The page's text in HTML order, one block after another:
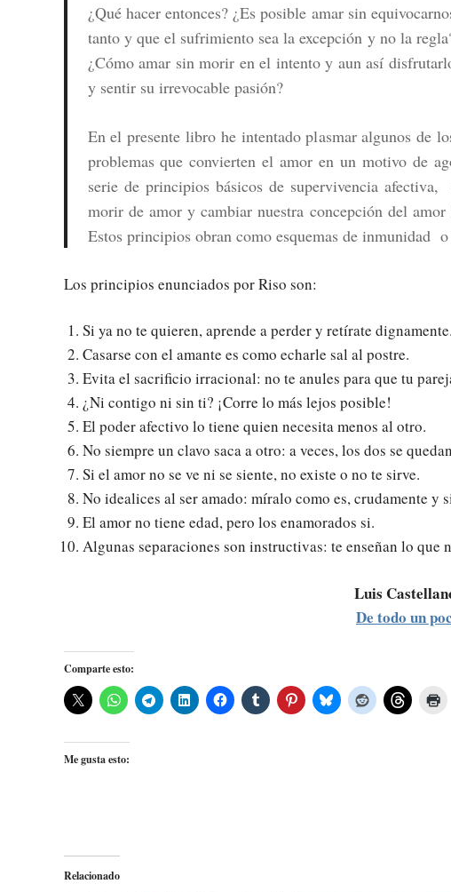
¿Qué hacer entonces? ¿Es posible amar sin
tanto y que el sufrimiento sea la excepción y no la
¿Cómo amar sin morir en el intento y aun así
y sentir su irrevocable pasión?
En el presente libro he intentado plasmar algunos de
problemas que convierten el amor en un motivo de
serie de principios básicos de supervivencia afectiva,
morir de amor y cambiar nuestra concepción del
Estos principios obran como esquemas de inmunidad
Los principios enunciados por Riso son:
Si ya no te quieren, aprende a perder y retírate dignamente.
Casarse con el amante es como echarle sal al postre.
Evita el sacrificio irracional: no te anules para que tu
¿Ni contigo ni sin ti? ¡Corre lo más lejos posible!
El poder afectivo lo tiene quien necesita menos al otro.
No siempre un clavo saca a otro: a veces, los dos se
Si el amor no se ve ni se siente, no existe o no te sirve.
No idealices al ser amado: míralo como es, crudamente y
El amor no tiene edad, pero los enamorados si.
Algunas separaciones son instructivas: te enseñan lo que
Luis
De todo un
Comparte esto:
Me gusta esto:
Relacionado